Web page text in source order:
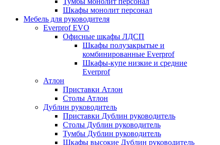
Шкафы монолит персонал
Мебель для руководителя
Everprof EVO
Офисные шкафы ЛДСП
Шкафы полузакрытые и
комбинированные Everprof
Шкафы-купе низкие и средние
Everprof
Атлон
Приставки Атлон
Столы Атлон
Дублин руководитель
Приставки Дублин руководитель
Столы Дублин руководитель
Тумбы Дублин руководитель
Шкафы высокие Дублин руководитель